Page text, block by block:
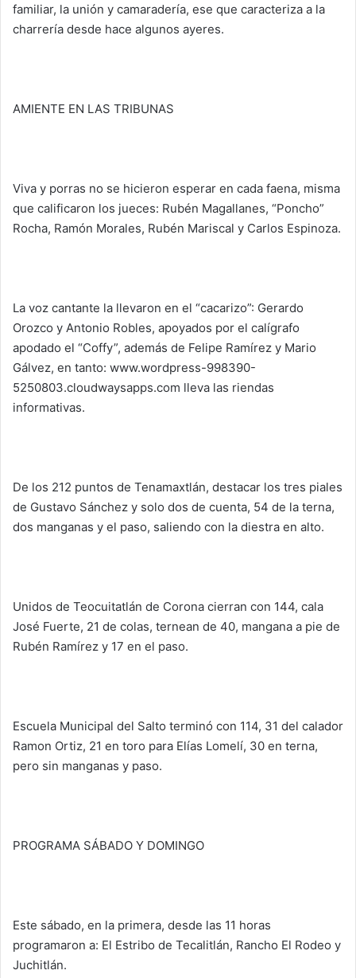
familiar, la unión y camaradería, ese que caracteriza a la
charrería desde hace algunos ayeres.
AMIENTE EN LAS TRIBUNAS
Viva y porras no se hicieron esperar en cada faena, misma
que calificaron los jueces: Rubén Magallanes, “Poncho”
Rocha, Ramón Morales, Rubén Mariscal y Carlos Espinoza.
La voz cantante la llevaron en el “cacarizo”: Gerardo
Orozco y Antonio Robles, apoyados por el calígrafo
apodado el “Coffy”, además de Felipe Ramírez y Mario
Gálvez, en tanto: www.wordpress-998390-
5250803.cloudwaysapps.com lleva las riendas
informativas.
De los 212 puntos de Tenamaxtlán, destacar los tres piales
de Gustavo Sánchez y solo dos de cuenta, 54 de la terna,
dos manganas y el paso, saliendo con la diestra en alto.
Unidos de Teocuitatlán de Corona cierran con 144, cala
José Fuerte, 21 de colas, ternean de 40, mangana a pie de
Rubén Ramírez y 17 en el paso.
Escuela Municipal del Salto terminó con 114, 31 del calador
Ramon Ortiz, 21 en toro para Elías Lomelí, 30 en terna,
pero sin manganas y paso.
PROGRAMA SÁBADO Y DOMINGO
Este sábado, en la primera, desde las 11 horas
programaron a: El Estribo de Tecalitlán, Rancho El Rodeo y
Juchitlán.